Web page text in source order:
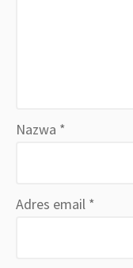
Nazwa *
Adres email *